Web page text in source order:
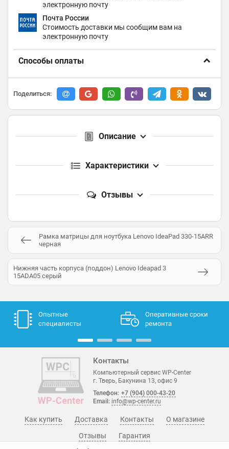
электронную почту
Почта России
Стоимость доставки мы сообщим вам на
электронную почту
Способы оплаты
Поделиться:
Описание
Характеристики
Отзывы
Рамка матрицы для ноутбука Lenovo IdeaPad 330-15ARR
черная
Нижняя часть корпуса (поддон) Lenovo Ideapad 3
15ADA05 серый
Опытные
специалисты
Оперативные сроки
ремонта
Контакты
Компьютерный сервис WP-Center
г. Тверь, Бакунина 13, офис 9
Телефон: +7 (904) 000-43-20
Email: info@wp-center.ru
О магазине
Гарантия
Отзывы
Как купить Доставка Контакты